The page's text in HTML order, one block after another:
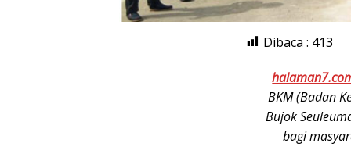
Dibaca : 413
BKM (Badan
Bujok
bagi